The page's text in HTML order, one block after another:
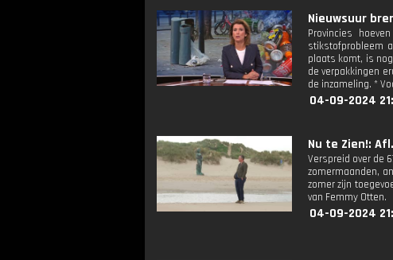
Nieuwsuur
Provincies
stikstofprobleem
plaats komt, is
de verpakkingen
de inzameling. *
04-09-2024
Nu te Zien!:
Verspreid over de
zomermaanden,
zomer zijn
van Femmy Otten.
04-09-2024